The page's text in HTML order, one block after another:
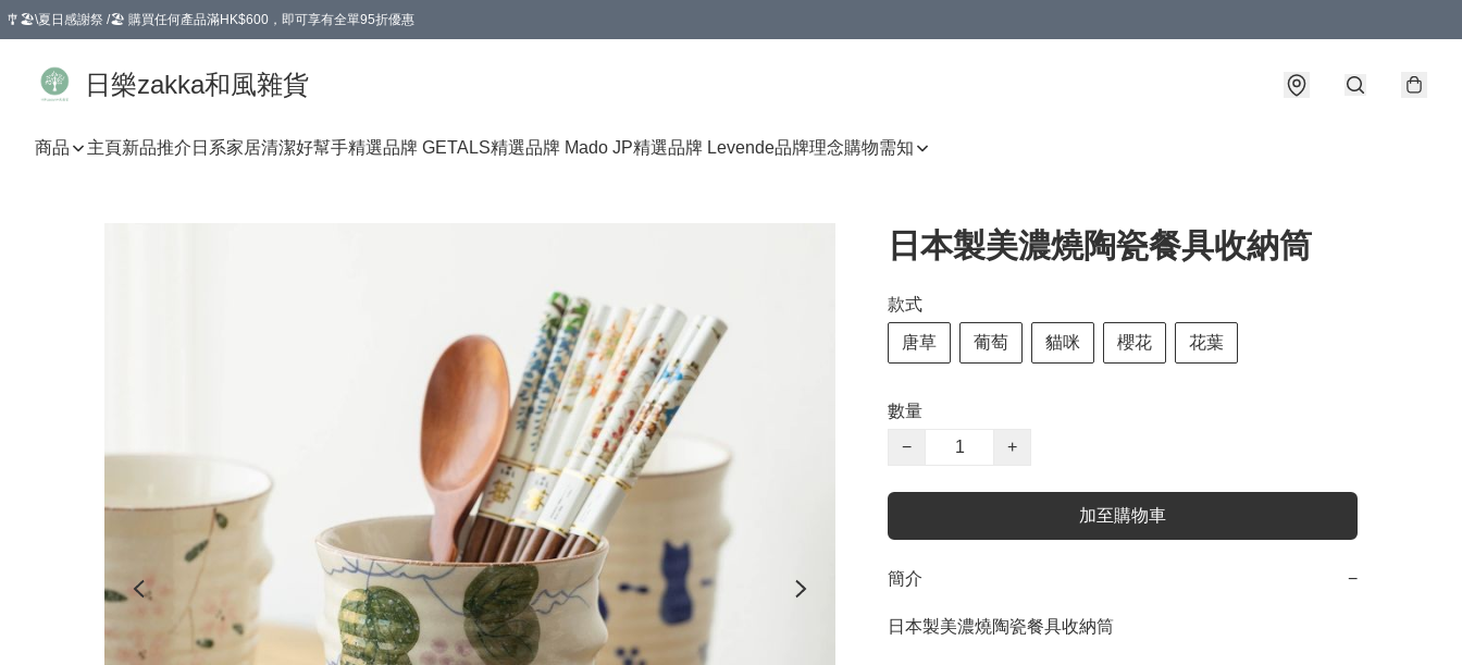
🎐🏖️\夏日感謝祭 /🏖️ 購買任何產品滿HK$600，即可享有全單95折優惠
日樂zakka和風雜貨
商品 主頁新品推介 日系家居清潔好幫手精選品牌 GETALS精選品牌 Mado JP精選品牌 Levende品牌理念購物需知
日本製美濃燒陶瓷餐具收納筒
款式
唐草 葡萄 貓咪 櫻花 花葉
數量
−
+
加至購物車
簡介 −
日本製美濃燒陶瓷餐具收納筒